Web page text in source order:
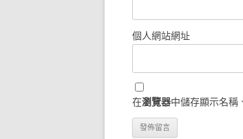
個人網站網址
在瀏覽器中儲存顯示名稱